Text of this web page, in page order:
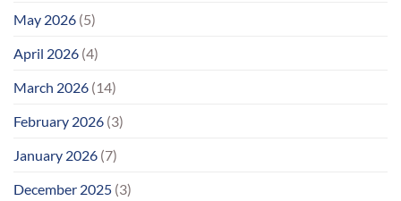
May 2026 (5)
April 2026 (4)
March 2026 (14)
February 2026 (3)
January 2026 (7)
December 2025 (3)